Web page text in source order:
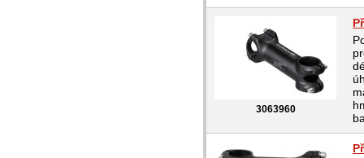
3063960